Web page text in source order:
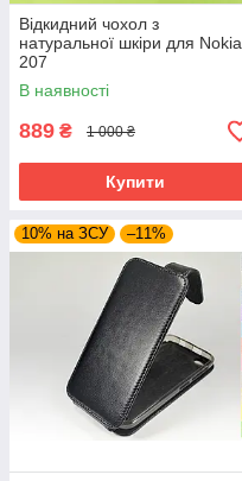
Відкидний чохол з
натуральної шкіри для Nokia
207
В наявності
889 ₴ 1 000 ₴
Купити
10% на ЗСУ –11%